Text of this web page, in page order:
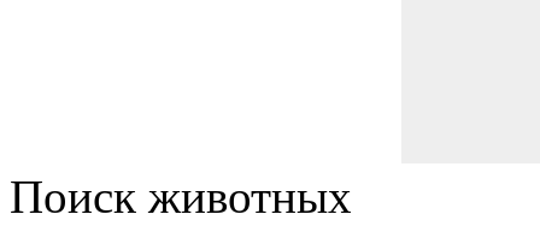
Поиск животных